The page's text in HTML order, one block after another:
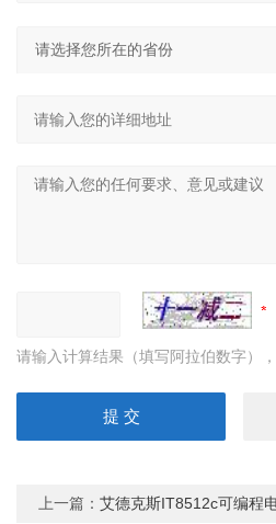
请输入计算结果（填写阿拉伯数字）
上一篇：艾德克斯IT8512c可编程